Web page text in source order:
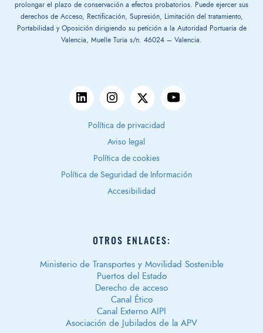
prolongar el plazo de conservación a efectos probatorios. Puede ejercer sus
derechos de Acceso, Rectificación, Supresión, Limitación del tratamiento,
Portabilidad y Oposición dirigiendo su petición a la Autoridad Portuaria de
Valencia, Muelle Turia s/n. 46024 – Valencia.
Política de privacidad
Aviso legal
Política de cookies
Política de Seguridad de Información
Accesibilidad
OTROS ENLACES:
Ministerio de Transportes y Movilidad Sostenible
Puertos del Estado
Derecho de acceso
Canal Ético
Canal Externo AIPI
Asociación de Jubilados de la APV